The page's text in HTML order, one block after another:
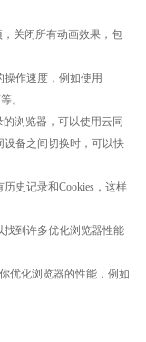
关闭所有动画效果，包
操作速度，例如使用
。
浏览器，可以使用云同
备之间切换时，可以快
史记录和Cookies，这样
找到许多优化浏览器性能
优化浏览器的性能，例如